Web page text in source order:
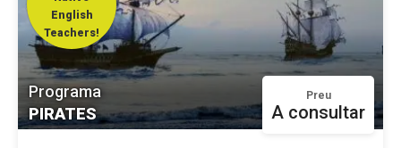
English
Teachers!
Programa
PIRATES
Preu
A consultar